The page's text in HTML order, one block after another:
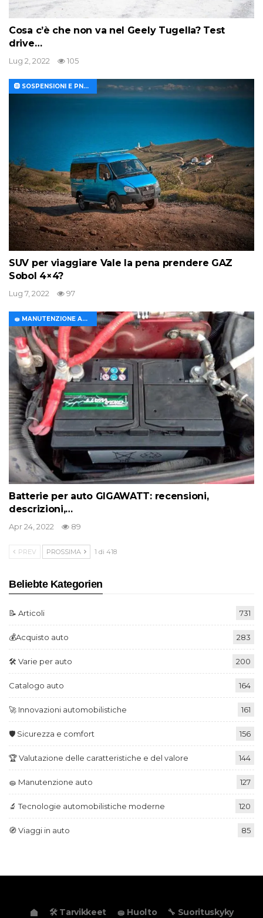
Cosa c’è che non va nel Geely Tugella? Test
drive…
Lug 2, 2022 105
🛞 SOSPENSIONI E PNEUMATICI
SUV per viaggiare Vale la pena prendere GAZ
Sobol 4×4?
Lug 7, 2022 97
🧽 MANUTENZIONE AUTO
Batterie per auto GIGAWATT: recensioni,
descrizioni,…
Apr 24, 2022 89
PREV PROSSIMA 1 di 418
Beliebte Kategorien
📝 Articoli 731
💰Acquisto auto 283
🛠️ Varie per auto 200
Catalogo auto 164
🚀 Innovazioni automobilistiche 161
🛡️ Sicurezza e comfort 156
🏆 Valutazione delle caratteristiche e del valore 144
🧽 Manutenzione auto 127
🔬 Tecnologie automobilistiche moderne 120
🧭 Viaggi in auto 85
🛠️ Tarvikkeet 🧽 Huolto 🔧 Suorituskyky